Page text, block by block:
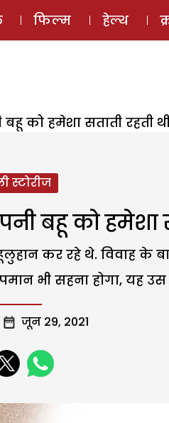
ई-मैगज़ीन
फिल्म हेल्थ
को हमेशा सताती रहती
स्टोरीज
बहू को हमेशा
कर रहे थे. विवाह के
भी सहना होगा, यह उस
जून 29, 2021